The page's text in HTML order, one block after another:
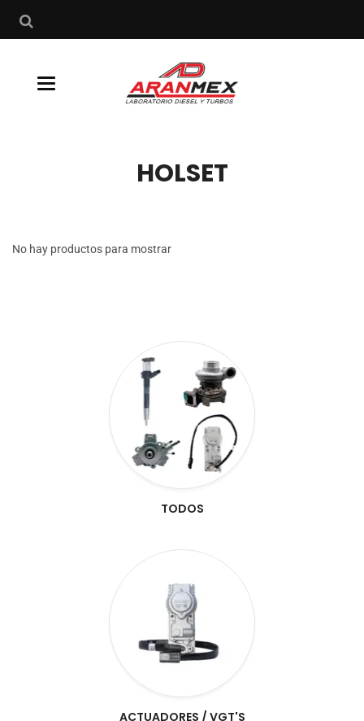
Toggle
HOLSET
No hay productos para mostrar
TODOS
ACTUADORES / VGT'S